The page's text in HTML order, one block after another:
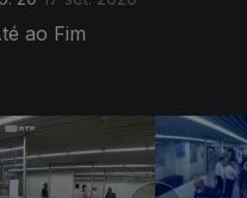
ao Fim